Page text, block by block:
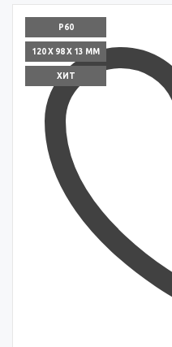
P60
120 X 98 X 13 ММ
ХИТ